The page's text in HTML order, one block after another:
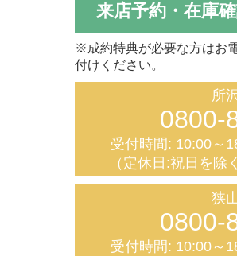
来店予約・在庫
※成約特典が必要な方はお
付けください。
所
0800-
受付時間: 10:00～
（定休日:祝日を除
狭
0800-
受付時間: 10:00～